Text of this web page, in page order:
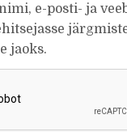
e-posti- ja
jaoks.